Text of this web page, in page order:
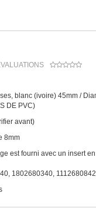
blanc (ivoire) 45mm /
DE PVC)
avant)
8mm
est fourni avec un insert
1802680340, 1112680842